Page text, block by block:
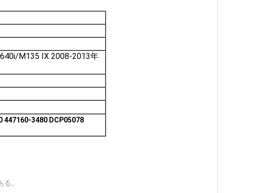
M135 IX 2008-2013年
447160-3480 DCP05078
。